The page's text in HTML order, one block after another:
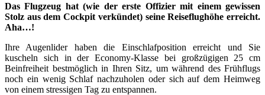
Das Flugzeug hat (wie der erste Offizier mit einem gewissen
Stolz aus dem Cockpit verkündet) seine Reiseflughöhe erreicht.
Aha…!
Ihre Augenlider haben die Einschlafposition erreicht und Sie
kuscheln sich in der Economy-Klasse bei großzügigen 25 cm
Beinfreiheit bestmöglich in Ihren Sitz, um während des Frühflugs
noch ein wenig Schlaf nachzuholen oder sich auf dem Heimweg
von einem stressigen Tag zu entspannen.